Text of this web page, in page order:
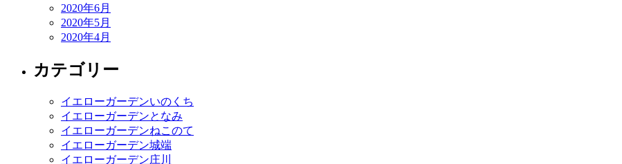
2020年6月
2020年5月
2020年4月
カテゴリー
イエローガーデンいのくち
イエローガーデンとなみ
イエローガーデンねこのて
イエローガーデン城端
イエローガーデン庄川